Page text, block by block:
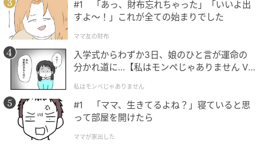
#1 「あっ、財布忘れちゃった」「いいよ出
すよ〜！」これが全ての始まりでした
ママ友の財布
入学式からわずか3日、娘のひと言が運命の
分かれ道に…【私はモンペじゃありません Vo
私はモンペじゃありません
#1 「ママ、生きてるよね？」寝ていると思
って部屋を開けたら
ママが家出した